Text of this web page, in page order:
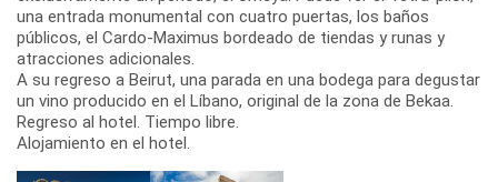
una entrada monumental con cuatro puertas, los baños
públicos, el Cardo-Maximus bordeado de tiendas y runas y
atracciones adicionales.
A su regreso a Beirut, una parada en una bodega para degustar
un vino producido en el Líbano, original de la zona de Bekaa.
Regreso al hotel. Tiempo libre.
Alojamiento en el hotel.